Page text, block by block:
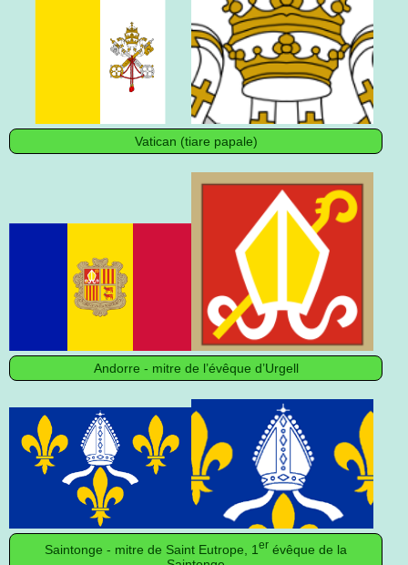
Vatican (tiare papale)
Andorre - mitre de l’évêque d’Urgell
Saintonge - mitre de Saint Eutrope, 1 er évêque de la